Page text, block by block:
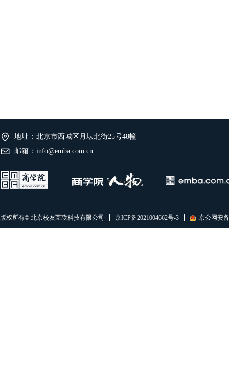
地址： 北京市西城区月坛北街25号48幢
邮箱： info@emba.com.cn
版权所有© 北京校友互联科技有限公司 京ICP备2021004662号-3 京公网安